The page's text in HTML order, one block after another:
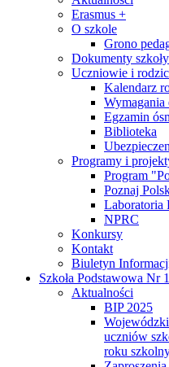
Erasmus +
O szkole
Grono
Dokumenty szkoły
Uczniowie i
Kalendarz
Wymagania
Egzamin
Biblioteka
Programy i
Program
Poznaj
Laboratoria
NPRC
Konkursy
Kontakt
Biuletyn
Szkoła Podstawowa Nr
Aktualności
BIP 2025
uczniów
roku